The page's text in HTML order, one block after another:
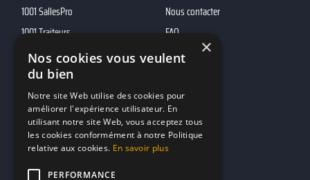
1001 SallesPro
1001 Traiteurs
1001 DJ
10h01
MP2
Nous contacter
FAQ
Contacts
marketing@reserverunbar.fr
11 rue Maurice Grandcoing
×
Nos cookies vous veulent
du bien
Notre site Web utilise des cookies pour
améliorer l'expérience utilisateur. En
utilisant notre site Web, vous acceptez tous
les cookies conformément à notre Politique
relative aux cookies. En savoir plus
PERFORMANCE